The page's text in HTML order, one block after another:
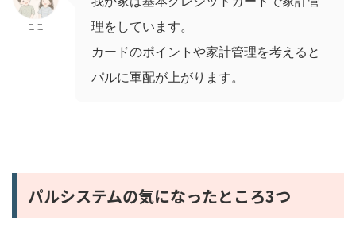
ここ
理をしています。
カードのポイントや家計管理を考えると
パルに軍配が上がります。
パルシステムの気になったところ3つ